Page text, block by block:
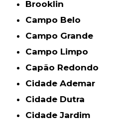
Brooklin
Campo Belo
Campo Grande
Campo Limpo
Capão Redondo
Cidade Ademar
Cidade Dutra
Cidade Jardim